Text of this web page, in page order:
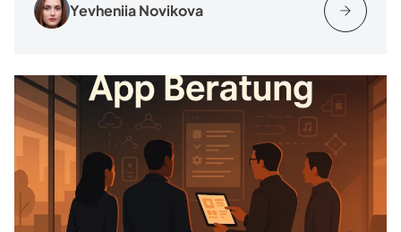
Yevheniia Novikova